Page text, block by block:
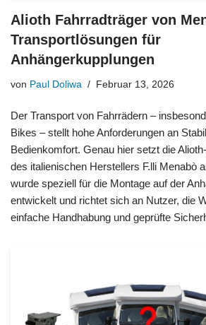
Alioth Fahrradträger von
Transportlösungen für
Anhängerkupplungen
von Paul Doliwa Februar 13, 2026
Der Transport von Fahrrädern –
Bikes – stellt hohe Anforderungen an
Bedienkomfort. Genau hier setzt die
des italienischen Herstellers F.lli Menabò
wurde speziell für die Montage auf der
entwickelt und richtet sich an Nutzer, die
einfache Handhabung und geprüfte